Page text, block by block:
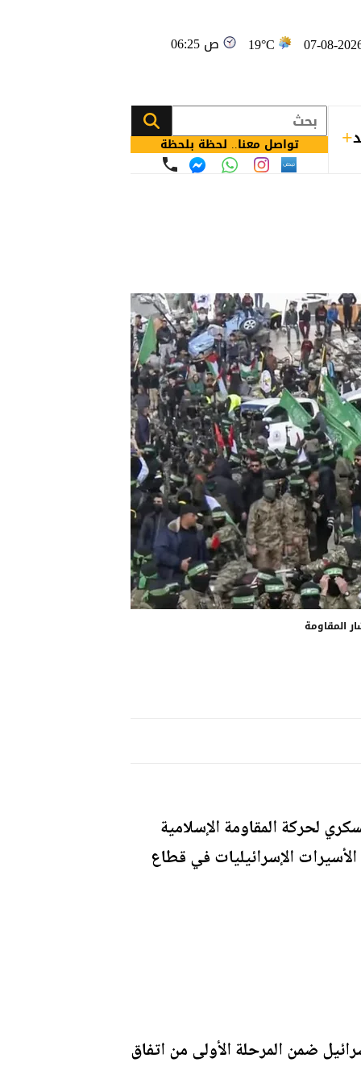
19°C 06:25 ص
تواصل معنا.. لحظة بلحظة
المقاومة
لحركة المقاومة الإسلامية
الإسرائيليات في قطاع
ضمن المرحلة الأولى من اتفاق